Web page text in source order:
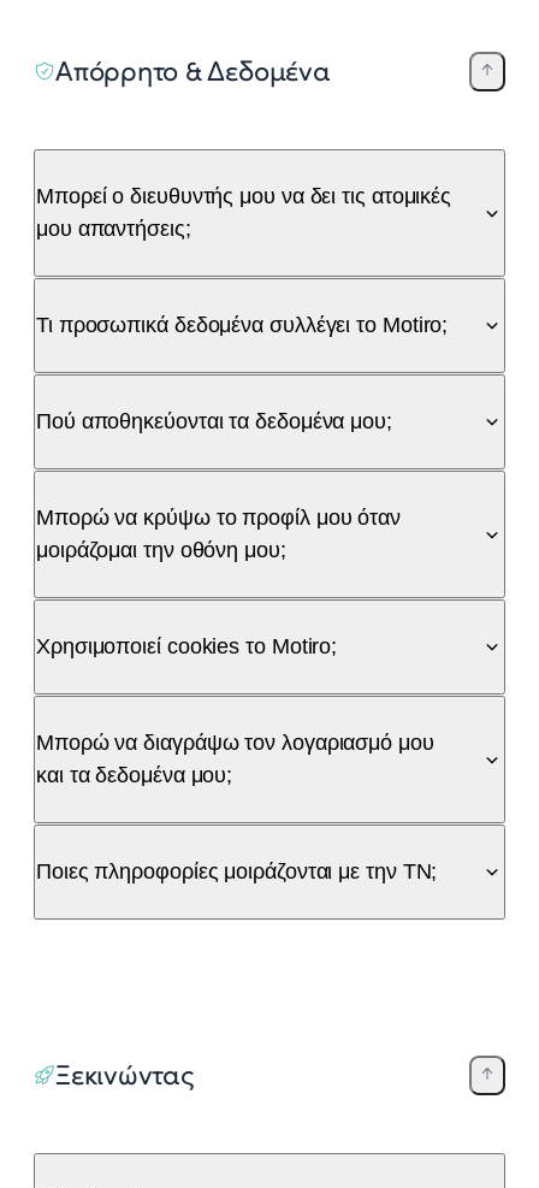
Απόρρητο & Δεδομένα
Μπορεί ο διευθυντής μου να δει τις ατομικές
μου απαντήσεις;
Τι προσωπικά δεδομένα συλλέγει το Motiro;
Πού αποθηκεύονται τα δεδομένα μου;
Μπορώ να κρύψω το προφίλ μου όταν
μοιράζομαι την οθόνη μου;
Χρησιμοποιεί cookies το Motiro;
Μπορώ να διαγράψω τον λογαριασμό μου
και τα δεδομένα μου;
Ποιες πληροφορίες μοιράζονται με την ΤΝ;
Ξεκινώντας